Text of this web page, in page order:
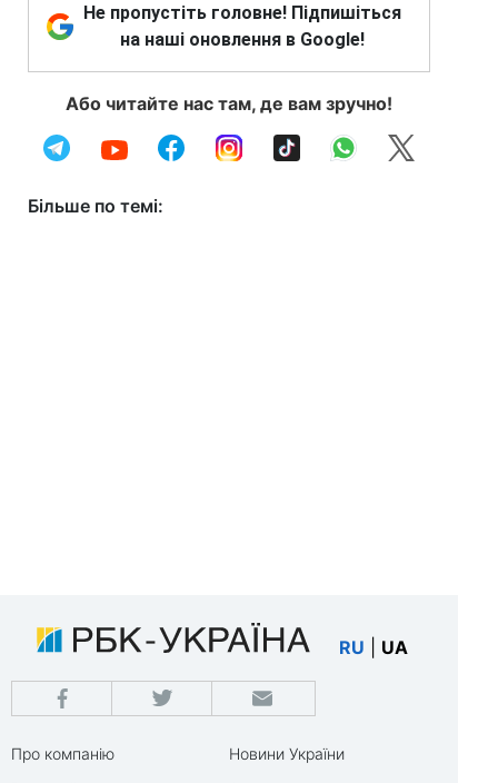
Не пропустіть головне! Підпишіться
на наші оновлення в Google!
Або читайте нас там, де вам зручно!
Більше по темі:
RU UA
Про компанію
Новини України